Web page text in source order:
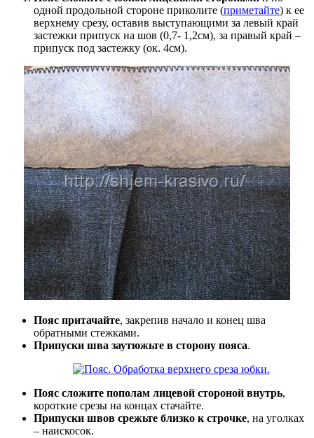
одной продольной стороне приколите (приметайте) к ее
верхнему срезу, оставив выступающими за левый край
застежки припуск на шов (0,7- 1,2см), за правый край –
припуск под застежку (ок. 4см).
Пояс притачайте, закрепив начало и конец шва
обратными стежками.
Припуски шва заутюжьте в сторону пояса.
Пояс сложите пополам лицевой стороной внутрь,
короткие срезы на концах стачайте.
Припуски швов срежьте близко к строчке, на уголках
– наискосок.